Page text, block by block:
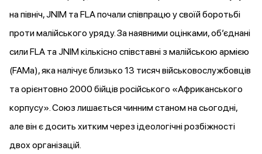
на північ, JNIM та FLAпочалиспівпрацю у своїй боротьбі
проти малійського уряду. За наявними оцінками, об’єднані
сили FLA та JNIM кількісно співставні з малійською армією
(FAMa), яканалічуєблизько 13 тисяч військовослужбовців
таорієнтовно 2000 бійців російського «Африканського
корпусу». Союз лишається чинним станом на сьогодні,
але він є досить хитким через ідеологічні розбіжності
двох організацій.